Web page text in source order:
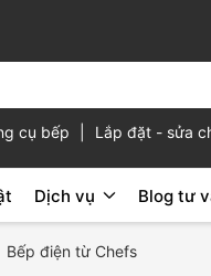
Gòn Bếp chuyên thiết bị
cụ bếp Lắp đặt - sửa
Dịch vụ Blog tư
Bếp điện từ Chefs